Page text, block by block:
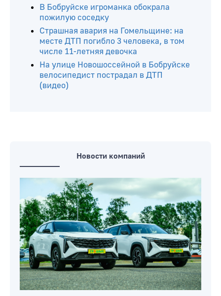
В Бобруйске игроманка обокрала
пожилую соседку
Страшная авария на Гомельщине: на
месте ДТП погибло 3 человека, в том
числе 11-летняя девочка
На улице Новошоссейной в Бобруйске
велосипедист пострадал в ДТП
(видео)
Новости компаний